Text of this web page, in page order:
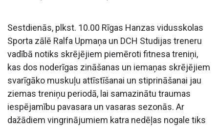
Sestdienās, plkst. 10.00 Rīgas Hanzas vidusskolas
Sporta zālē Ralfa Upmaņa un DCH Studijas treneru
vadībā notiks skrējējiem piemēroti fitnesa treniņi,
kas dos noderīgas zināšanas un iemaņas skrējējiem
svarīgāko muskuļu attīstīšanai un stiprināšanai jau
ziemas treniņu periodā, lai samazinātu traumas
iespējamību pavasara un vasaras sezonās. Ar
dažādiem vingrinājumiem katra nedēļas nogale tiks